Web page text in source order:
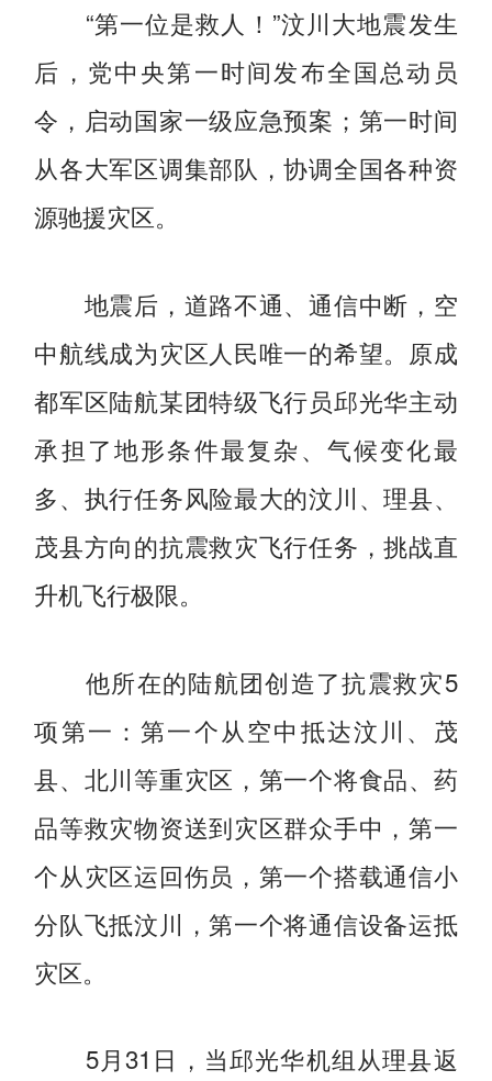
“第一位是救人！”汶川大地震发生
后，党中央第一时间发布全国总动员
令，启动国家一级应急预案；第一时间
从各大军区调集部队，协调全国各种资
源驰援灾区。
地震后，道路不通、通信中断，空
中航线成为灾区人民唯一的希望。原成
都军区陆航某团特级飞行员邱光华主动
承担了地形条件最复杂、气候变化最
多、执行任务风险最大的汶川、理县、
茂县方向的抗震救灾飞行任务，挑战直
升机飞行极限。
他所在的陆航团创造了抗震救灾5
项第一：第一个从空中抵达汶川、茂
县、北川等重灾区，第一个将食品、药
品等救灾物资送到灾区群众手中，第一
个从灾区运回伤员，第一个搭载通信小
分队飞抵汶川，第一个将通信设备运抵
灾区。
5月31日，当邱光华机组从理县返